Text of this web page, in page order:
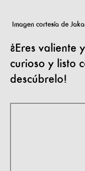
Imagen cortesía de
¿Eres valiente
curioso y listo
descúbrelo!